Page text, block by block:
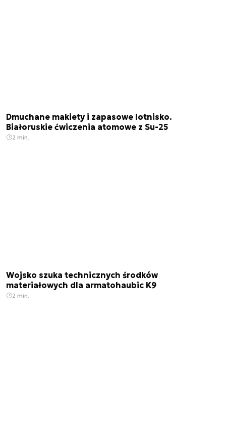
Dmuchane makiety i zapasowe lotnisko.
Białoruskie ćwiczenia atomowe z Su-25
2 min.
Wojsko szuka technicznych środków
materiałowych dla armatohaubic K9
2 min.